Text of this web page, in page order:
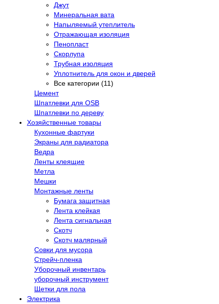
Джут
Минеральная вата
Напыляемый утеплитель
Отражающая изоляция
Пенопласт
Скорлупа
Трубная изоляция
Уплотнитель для окон и дверей
Все категории (11)
Цемент
Шпатлевки для OSB
Шпатлевки по дереву
Хозяйственные товары
Кухонные фартуки
Экраны для радиатора
Ведра
Ленты клеящие
Метла
Мешки
Монтажные ленты
Бумага защитная
Лента клейкая
Лента сигнальная
Скотч
Скотч малярный
Совки для мусора
Стрейч-пленка
Уборочный инвентарь
уборочный инструмент
Щетки для пола
Электрика